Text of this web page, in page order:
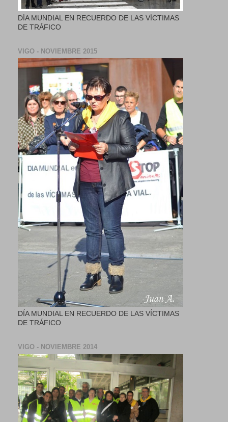
DÍA MUNDIAL EN RECUERDO DE LAS VÍCTIMAS
DE TRÁFICO
VIGO - NOVIEMBRE 2015
DÍA MUNDIAL EN RECUERDO DE LAS VÍCTIMAS
DE TRÁFICO
VIGO - NOVIEMBRE 2014